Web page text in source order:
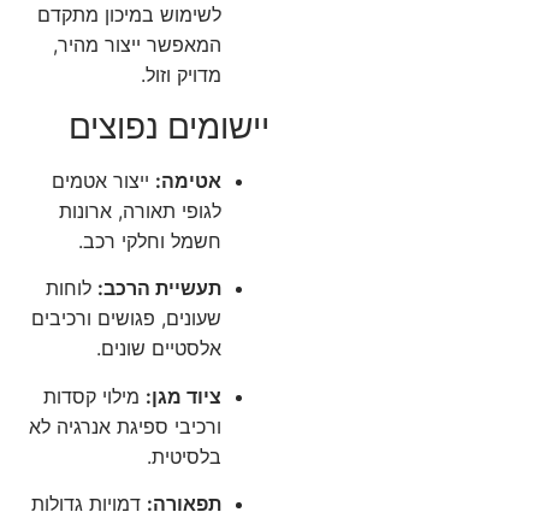
לשימוש במיכון מתקדם
המאפשר ייצור מהיר,
מדויק וזול.
יישומים נפוצים
אטימה: ייצור אטמים
לגופי תאורה, ארונות
חשמל וחלקי רכב.
תעשיית הרכב: לוחות
שעונים, פגושים ורכיבים
אלסטיים שונים.
ציוד מגן: מילוי קסדות
ורכיבי ספיגת אנרגיה לא
בלסיטית.
תפאורה: דמויות גדולות